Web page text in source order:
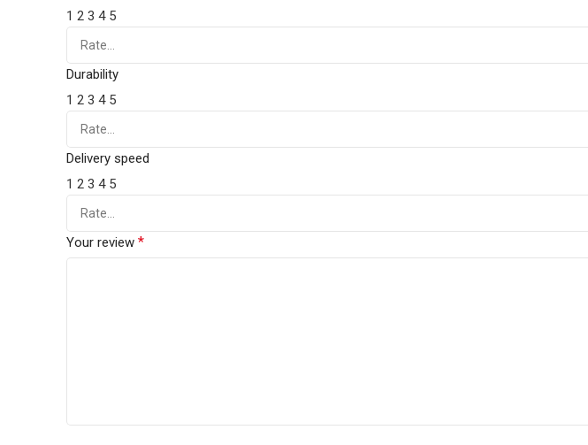
1 2 3 4 5
Durability
1 2 3 4 5
Delivery speed
1 2 3 4 5
Your review *